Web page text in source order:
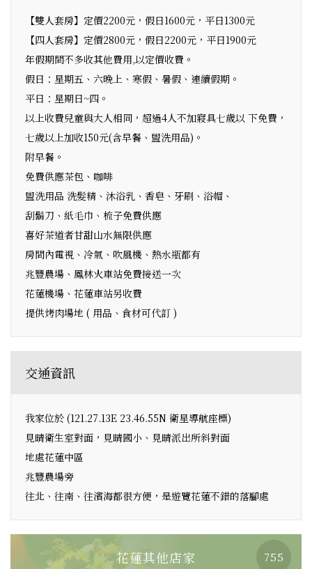
【雙人套房】定價2200元，假日1600元，平日1300元
【四人套房】定價2800元，假日2200元，平日1900元
年假期間不多收其他費用,以定價收費。
假日：星期五、六晚上、寒假、暑假、連續假期。
平日：星期日~四。
以上收費兒童與大人相同，超過4人不加寢具七歲以 下免費，
七歲以上加收150元(含早餐、盥洗用品)。
附早餐。
免費供應茶包、咖啡
盥洗用品 洗髮精、沐浴乳、香皂、牙刷、浴帽、
刮鬍刀、紙毛巾、梳子免費供應
喜好茶道者甘甜山水無限供應
房間內電視、冷氣、吹風機、熱水瓶都有
兆豐農場、鳳林火車站免費接送一次
花蓮機場、花蓮車站另收費
提供烤肉場地 ( 用品、食材可代訂 )
交通資訊
我家位於 (121.27.13E 23.46.55N 衛星導航座標)
見晴衛生室對面，見晴國小、見晴派出所斜對面
地處花蓮中區
兆豐農場旁
往北、往南、往濱海都很方便，是遊覽花蓮不錯的落腳處
花蓮其他店家 755